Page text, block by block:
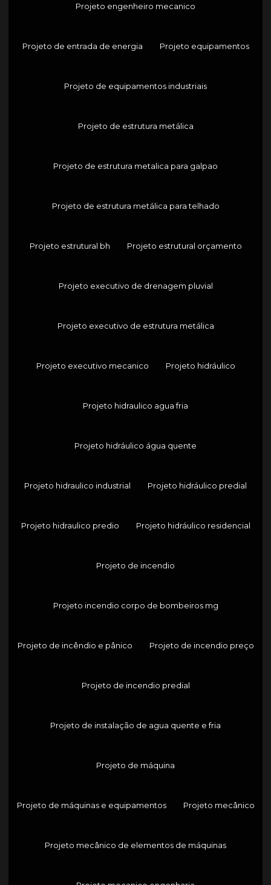
Projeto engenheiro mecanico
Projeto de entrada de energia Projeto equipamentos
Projeto de equipamentos industriais
Projeto de estrutura metálica
Projeto de estrutura metalica para galpao
Projeto de estrutura metálica para telhado
Projeto estrutural bh Projeto estrutural orçamento
Projeto executivo de drenagem pluvial
Projeto executivo de estrutura metálica
Projeto executivo mecanico Projeto hidráulico
Projeto hidraulico agua fria
Projeto hidráulico água quente
Projeto hidraulico industrial Projeto hidráulico predial
Projeto hidraulico predio Projeto hidráulico residencial
Projeto de incendio
Projeto incendio corpo de bombeiros mg
Projeto de incêndio e pânico Projeto de incendio preço
Projeto de incendio predial
Projeto de instalação de agua quente e fria
Projeto de máquina
Projeto de máquinas e equipamentos Projeto mecânico
Projeto mecânico de elementos de máquinas